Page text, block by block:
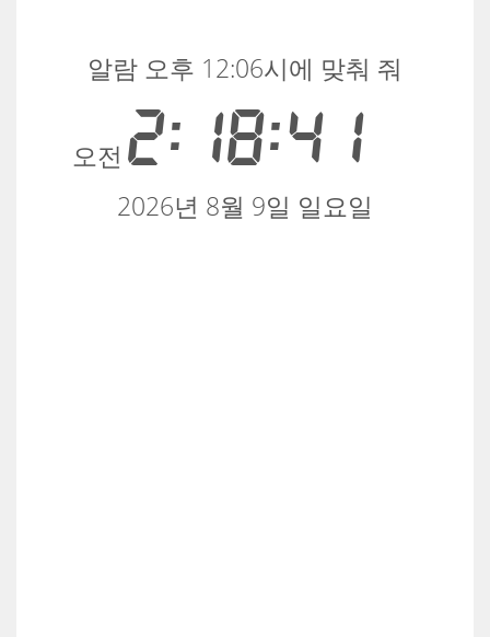
오전 2:18:41
알람 오후 12:06시에 맞춰 줘
2026년 8월 9일 일요일